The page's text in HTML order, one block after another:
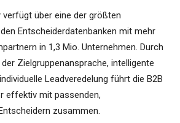
verfügt über eine der größten
Entscheiderdatenbanken mit mehr
in 1,3 Mio. Unternehmen. Durch
Zielgruppenansprache, intelligente
Leadveredelung führt die B2B
effektiv mit passenden,
zusammen.